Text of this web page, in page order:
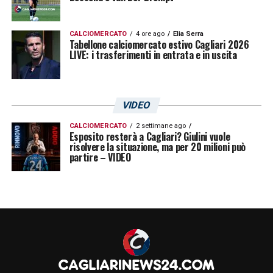
LA PLAYLIST DELLE NOSTRE TOP NEWS
CALCIOMERCATO 4 ore ago Elia Serra
Tabellone calciomercato estivo Cagliari 2026
LIVE: i trasferimenti in entrata e in uscita
VIDEO
CALCIOMERCATO 2 settimane ago
Esposito resterà a Cagliari? Giulini vuole
risolvere la situazione, ma per 20 milioni può
partire – VIDEO